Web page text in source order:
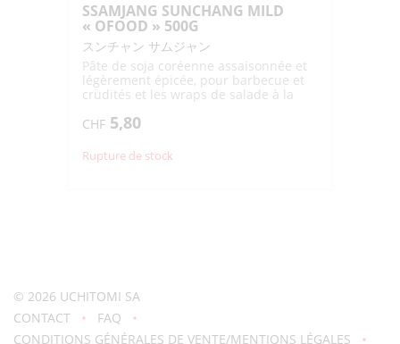
SSAMJANG SUNCHANG MILD
« OFOOD » 500G
スンチャン サムジャン
Pâte de soja coréenne assaisonnée et
légèrement épicée, pour barbecue et
crudités et les wraps de salade à la
CHF 5,80
Rupture de stock
© 2026 UCHITOMI SA
CONTACT
FAQ
CONDITIONS GÉNÉRALES DE VENTE/MENTIONS LÉGALES